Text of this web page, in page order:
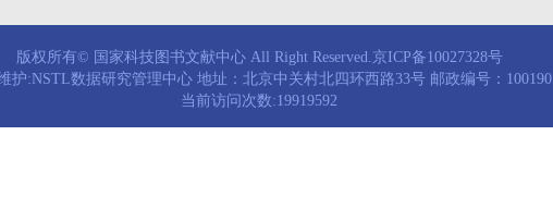
版权所有© 国家科技图书文献中心 All Right Reserved.京ICP备10027328号
护:NSTL数据研究管理中心 地址：北京中关村北四环西路33号 邮政编号：100190
当前访问次数:19919592